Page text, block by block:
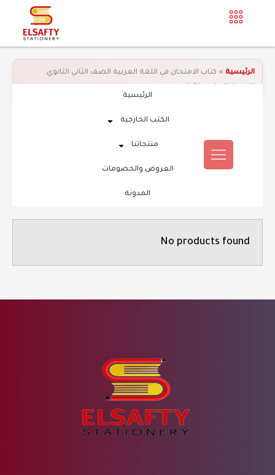
الرئيسية » كتاب الامتحان في اللغة العربية الصف الثاني الثانوي
الرئيسية
الكتب الخارجية
منتجاتنا
العروض والخصومات
المدونة
No products found